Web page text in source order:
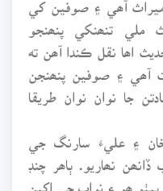
ملي تنھنکي پنھنجو
اھا نقل ڪندا آھن ته
آھي ۽ صوفين پنھنجن
جا نوان نوان طريقا
۽ عليءَ سارنگ جي
نھاريو. ٻاھر چنڊ
ھو ۽ نواب جي اکين